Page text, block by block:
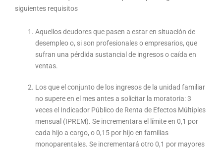
siguientes requisitos
Aquellos deudores que pasen a estar en situación de
desempleo o, si son profesionales o empresarios, que
sufran una pérdida sustancial de ingresos o caída en
ventas.
Los que el conjunto de los ingresos de la unidad familiar
no supere en el mes antes a solicitar la moratoria: 3
veces el Indicador Público de Renta de Efectos Múltiples
mensual (IPREM). Se incrementara el límite en 0,1 por
cada hijo a cargo, o 0,15 por hijo en familias
monoparentales. Se incrementará otro 0,1 por mayores